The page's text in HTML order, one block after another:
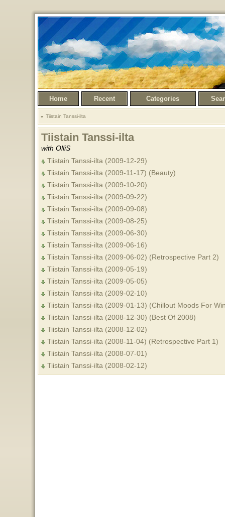
Home Recent Categories
Tiistain Tanssi-ilta
Tiistain Tanssi-ilta
with OlliS
Tiistain Tanssi-ilta (2009-12-29)
Tiistain Tanssi-ilta (2009-11-17) (Beauty)
Tiistain Tanssi-ilta (2009-10-20)
Tiistain Tanssi-ilta (2009-09-22)
Tiistain Tanssi-ilta (2009-09-08)
Tiistain Tanssi-ilta (2009-08-25)
Tiistain Tanssi-ilta (2009-06-30)
Tiistain Tanssi-ilta (2009-06-16)
Tiistain Tanssi-ilta (2009-06-02) (Retrospective Part 2)
Tiistain Tanssi-ilta (2009-05-19)
Tiistain Tanssi-ilta (2009-05-05)
Tiistain Tanssi-ilta (2009-02-10)
Tiistain Tanssi-ilta (2009-01-13) (Chillout Moods For
Tiistain Tanssi-ilta (2008-12-30) (Best Of 2008)
Tiistain Tanssi-ilta (2008-12-02)
Tiistain Tanssi-ilta (2008-11-04) (Retrospective Part 1)
Tiistain Tanssi-ilta (2008-07-01)
Tiistain Tanssi-ilta (2008-02-12)